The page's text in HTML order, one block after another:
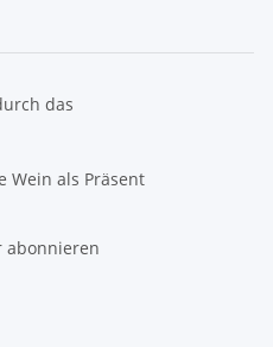
das
Wein als Präsent
abonnieren